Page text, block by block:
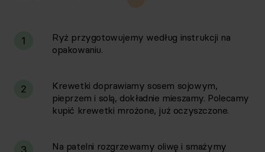
1
Ryż przygotowujemy według instrukcji na
opakowaniu.
2
Krewetki doprawiamy sosem sojowym,
pieprzem i solą, dokładnie mieszamy. Polecamy
kupić krewetki mrożone, już oczyszczone.
Na patelni rozgrzewamy oliwę i smażymy